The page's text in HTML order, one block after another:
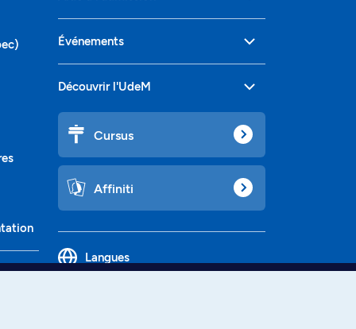
Événements
Découvrir l'UdeM
Cursus
Affiniti
Langues